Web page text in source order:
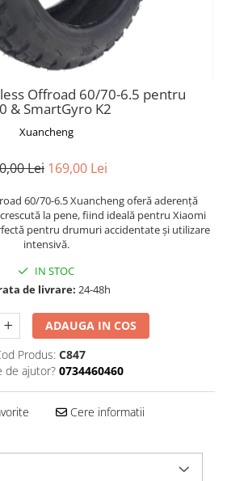
viniluri
Offroad 60/70-6.5 pentru
& SmartGyro K2
Xuancheng
Lei 169,00 Lei
60/70-6.5 Xuancheng oferă aderență
la pene, fiind ideală pentru Xiaomi
pentru drumuri accidentate și utilizare
intensivă.
IN STOC
de livrare: 24-48h
ADAUGA IN COS
Produs: C847
de ajutor? 0734460460
Cere informatii